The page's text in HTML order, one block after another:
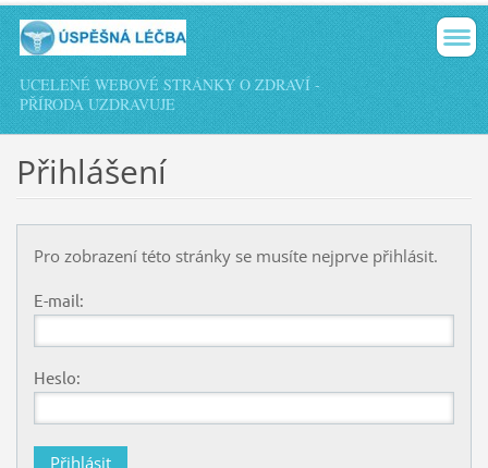
UCELENÉ WEBOVÉ STRÁNKY O ZDRAVÍ -
PŘÍRODA UZDRAVUJE
Přihlášení
Pro zobrazení této stránky se musíte nejprve přihlásit.
E-mail:
Heslo: